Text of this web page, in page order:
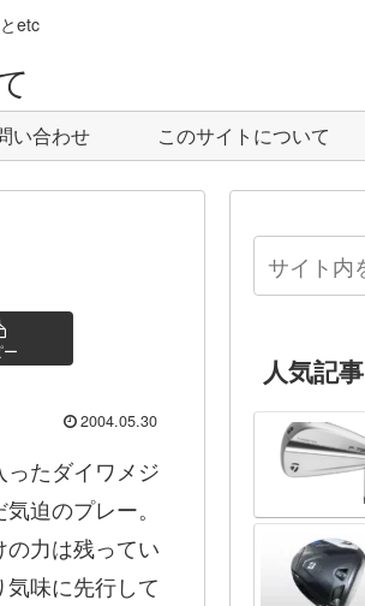
etc
い合わせ このサイトについて
ー
2004.05.30
たダイワメジ
迫のプレー。
力は残ってい
味に先行して
人気記事